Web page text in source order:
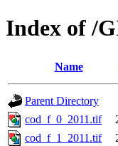
Index of /
Name
Parent Directory
cod_f_0_2011.tif
cod_f_1_2011.tif